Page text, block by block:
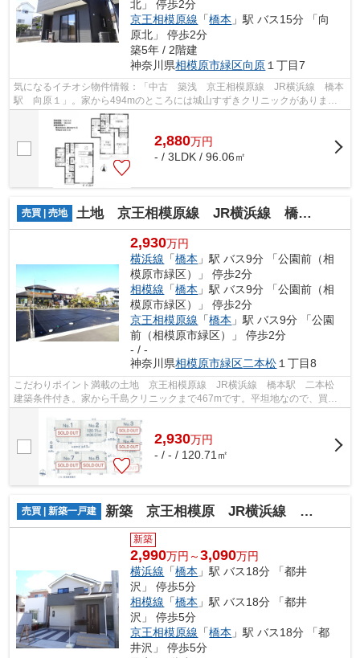
北」 停歩2分
京王相模原線 「橋本 」駅 バス15分 「向
原北」 停歩2分
築5年 / 2階建
神奈川県相模原市緑区向原１丁目7
気になるイチオシ物件情報：「中古 築浅 京王相模原線 JR横浜線 橋本
駅 向原１」。家から494mのところには城山すずきクリニックがありま
す。中古の戸建て物件のご紹介です。
2,880万円
- / 3LDK / 96.06㎡
売買 | 売地 土地 京王相模原線 JR横浜線 橋本駅 二本松 建築条件付き
2,930万円
横浜線 「橋本 」駅 バス9分 「公園前（相
模原市緑区）」 停歩2分
相模線 「橋本 」駅 バス9分 「公園前（相
模原市緑区）」 停歩2分
京王相模原線 「橋本 」駅 バス9分 「公園
前（相模原市緑区）」 停歩2分
- / -
神奈川県相模原市緑区二本松 １丁目8
こだわりポイント満載の土地 京王相模原線 JR横浜線 橋本駅 二本松
建築条件付き。家から千島クリニックまで467mです。平坦地なので、買い
2,930万円
- / - / 120.71㎡
売買 | 新築一戸建 新築 京王相模原 JR横浜線 相模線 橋本駅 城山１
新築
2,990万円～3,090万円
横浜線 「橋本 」駅 バス18分 「都井
沢」 停歩5分
相模線 「橋本 」駅 バス18分 「都井
沢」 停歩5分
京王相模原線 「橋本 」駅 バス18分 「都
井沢」 停歩5分